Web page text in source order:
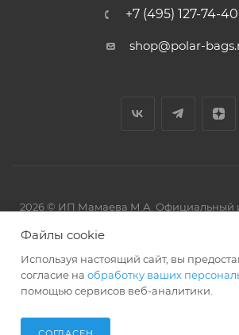
+7 (495) 127-74-40
shop@polar-
2026 © ИП Мамаева М.А. Официальный
Файлы cookie
Используя настоящий сайт, вы
согласие на обработку ваших
помощью сервисов веб-аналитики.